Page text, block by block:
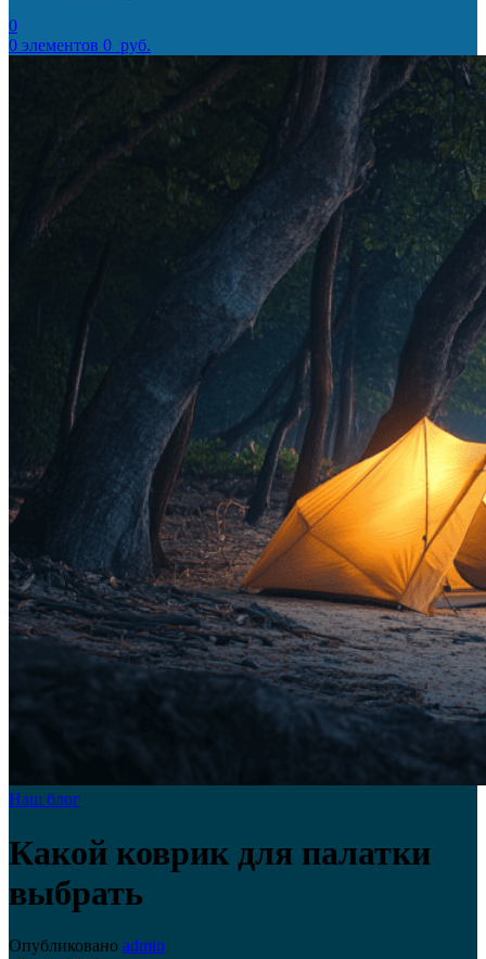
0
0 элементов 0 руб.
Наш блог
Какой коврик для палатки
выбрать
Опубликовано admin